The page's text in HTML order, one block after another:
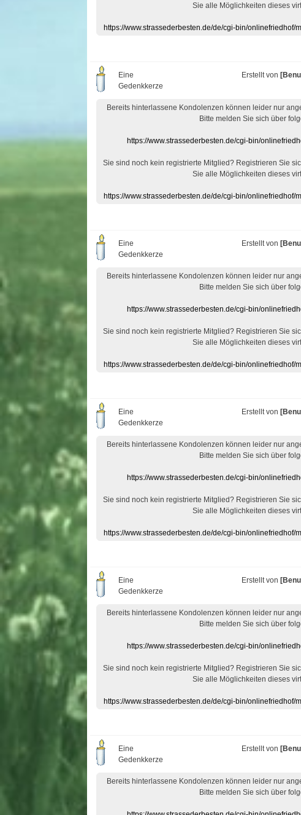
Sie alle Möglichkeiten dieses
https://www.strassederbesten.de/de/cgi-bin/
Eine
Gedenkkerze
Erstellt von
Bereits hinterlassene Kondolenzen können leider nur
Bitte melden Sie sich über
https://www.strassederbesten.de/cgi-bin/
Sie sind noch kein registrierte Mitglied? Registrieren Sie
Sie alle Möglichkeiten dieses
https://www.strassederbesten.de/de/cgi-bin/
Eine
Gedenkkerze
Erstellt von
Bereits hinterlassene Kondolenzen können leider nur
Bitte melden Sie sich über
https://www.strassederbesten.de/cgi-bin/
Sie sind noch kein registrierte Mitglied? Registrieren Sie
Sie alle Möglichkeiten dieses
https://www.strassederbesten.de/de/cgi-bin/
Eine
Gedenkkerze
Erstellt von
Bereits hinterlassene Kondolenzen können leider nur
Bitte melden Sie sich über
https://www.strassederbesten.de/cgi-bin/
Sie sind noch kein registrierte Mitglied? Registrieren Sie
Sie alle Möglichkeiten dieses
https://www.strassederbesten.de/de/cgi-bin/
Eine
Gedenkkerze
Erstellt von
Bereits hinterlassene Kondolenzen können leider nur
Bitte melden Sie sich über
https://www.strassederbesten.de/cgi-bin/
Sie sind noch kein registrierte Mitglied? Registrieren Sie
Sie alle Möglichkeiten dieses
https://www.strassederbesten.de/de/cgi-bin/
Eine
Gedenkkerze
Erstellt von
Bereits hinterlassene Kondolenzen können leider nur
Bitte melden Sie sich über